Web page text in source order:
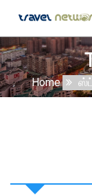
Home